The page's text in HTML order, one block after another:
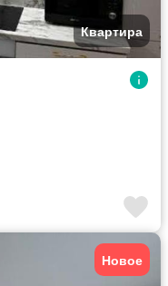
Квартира
Новое